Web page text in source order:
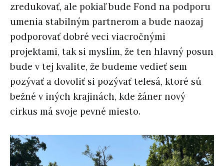
zredukovať, ale pokiaľ bude Fond na podporu
umenia stabilným partnerom a bude naozaj
podporovať dobré veci viacročnými
projektami, tak si myslím, že ten hlavný posun
bude v tej kvalite, že budeme vedieť sem
pozývať a dovoliť si pozývať telesá, ktoré sú
bežné v iných krajinách, kde žáner nový
cirkus má svoje pevné miesto.